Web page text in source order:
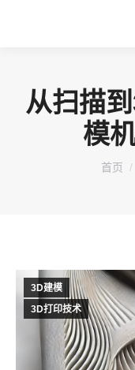
从扫描
模
您在
首页
3D建模
3D打印技术